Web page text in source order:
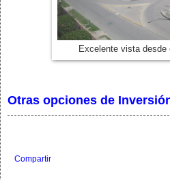
Excelente vista desde
Otras opciones de
Compartir